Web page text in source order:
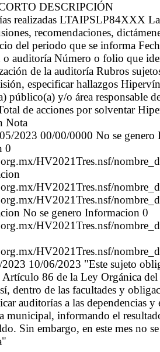
DESCRIPCIÓN
realizadas LTAIPSLP84XXX
recomendaciones,
del periodo que se informa
o auditoría Número o folio que
de la auditoría Rubros
especificar hallazgos
público(a) y/o área responsable
de acciones por solventar
Nota
2023 00/00/0000 No se
0
HV2021Tres.nsf/
HV2021Tres.nsf/
HV2021Tres.nsf/
No se genero Informacion 0
HV2021Tres.nsf/
HV2021Tres.nsf/
10/06/2023 "Este sujeto
Artículo 86 de la Ley Orgánica
dentro de las facultades y
auditorías a las dependencias y
municipal, informando el
Sin embargo, en este mes no